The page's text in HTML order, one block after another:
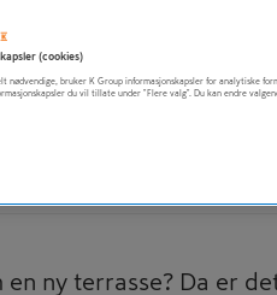
en ny terrasse? Da er
(cookies)
nødvendige, bruker K Group informasjonskapsler for analytiske
du vil tillate under "Flere valg". Du kan endre